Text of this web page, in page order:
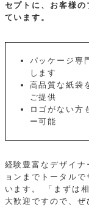
セプトに、お客様
ています。
パッケージ専
します
高品質な紙袋
ご提供
ロゴがない方
ー可能
経験豊富なデザイ
ョンまでトータル
います。
「まずは
大歓迎ですので、ぜ